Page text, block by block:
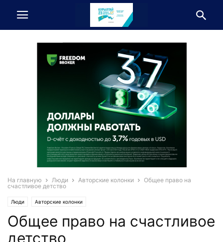
На главную Люди Авторские колонки
Общее право на
счастливое детство
Люди Авторские колонки
Общее право на счастливое
детство